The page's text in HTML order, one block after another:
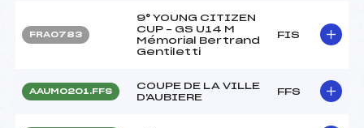
FRA0783
9° YOUNG CITIZEN
CUP – GS U14 M
Mémorial Bertrand
Gentiletti
FIS
AAUM0201.FFS
COUPE DE LA VILLE
D'AUBIERE
FFS